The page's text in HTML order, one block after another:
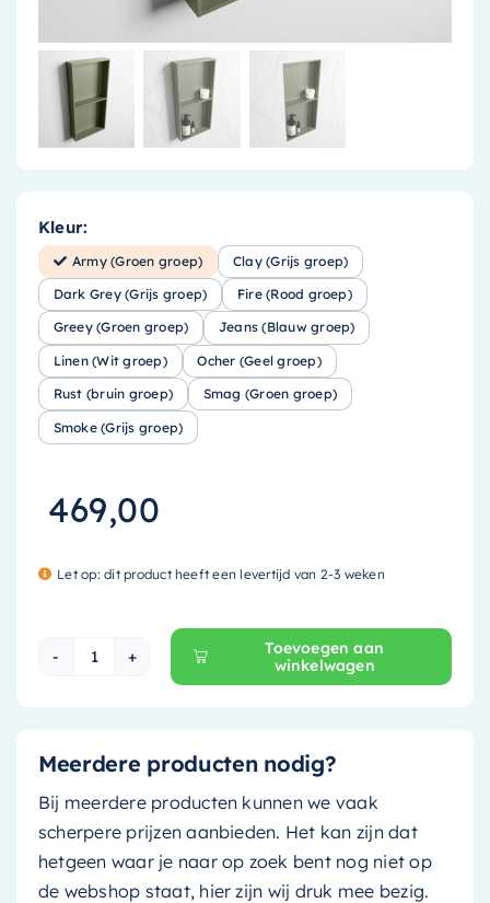
Kleur:
Army (Groen groep) Clay (Grijs groep)
Dark Grey (Grijs groep) Fire (Rood groep)
Greey (Groen groep) Jeans (Blauw groep)
Linen (Wit groep) Ocher (Geel groep)
Rust (bruin groep) Smag (Groen groep)
Smoke (Grijs groep)
469,00
Let op: dit product heeft een levertijd van 2-3 weken
Mondiaz EASY Nis - 59.5x29.5cm - solid
Toevoegen aan
winkelwagen
Meerdere producten nodig?
Bij meerdere producten kunnen we vaak
scherpere prijzen aanbieden. Het kan zijn dat
hetgeen waar je naar op zoek bent nog niet op
de webshop staat, hier zijn wij druk mee bezig.